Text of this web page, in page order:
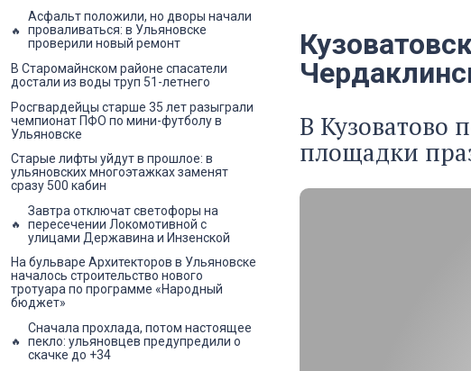
В Кузоватово
площадки
Асфальт положили, но дворы начали
проваливаться: в Ульяновске
проверили новый ремонт
В Старомайнском районе спасатели
достали из воды труп 51-летнего
Росгвардейцы старше 35 лет разыграли
чемпионат ПФО по мини-футболу в
Ульяновске
Старые лифты уйдут в прошлое: в
ульяновских многоэтажках заменят
сразу 500 кабин
Завтра отключат светофоры на
пересечении Локомотивной с
улицами Державина и Инзенской
На бульваре Архитекторов в Ульяновске
началось строительство нового
тротуара по программе «Народный
бюджет»
Сначала прохлада, потом настоящее
пекло: ульяновцев предупредили о
скачке до +34